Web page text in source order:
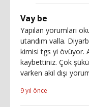
Vay be
Yapılan yorumları
utandım valla.
kimisi tgs yi övüyor.
kaybettiniz. Çok
varken akıl dışı
9 yıl önce